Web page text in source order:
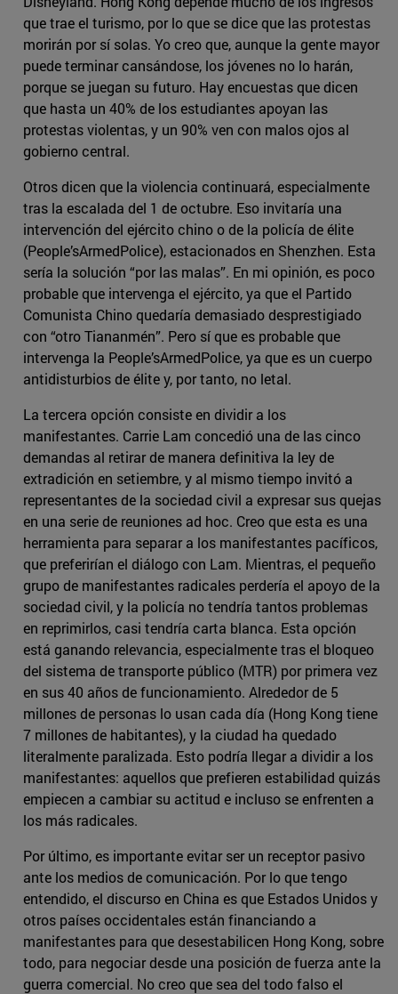
que trae el turismo, por lo que se dice que las protestas
morirán por sí solas. Yo creo que, aunque la gente mayor
puede terminar cansándose, los jóvenes no lo harán,
porque se juegan su futuro. Hay encuestas que dicen
que hasta un 40% de los estudiantes apoyan las
protestas violentas, y un 90% ven con malos ojos al
gobierno central.
Otros dicen que la violencia continuará, especialmente
tras la escalada del 1 de octubre. Eso invitaría una
intervención del ejército chino o de la policía de élite
(People’sArmedPolice), estacionados en Shenzhen. Esta
sería la solución “por las malas”. En mi opinión, es poco
probable que intervenga el ejército, ya que el Partido
Comunista Chino quedaría demasiado desprestigiado
con “otro Tiananmén”. Pero sí que es probable que
intervenga la People’sArmedPolice, ya que es un cuerpo
antidisturbios de élite y, por tanto, no letal.
La tercera opción consiste en dividir a los
manifestantes. Carrie Lam concedió una de las cinco
demandas al retirar de manera definitiva la ley de
extradición en setiembre, y al mismo tiempo invitó a
representantes de la sociedad civil a expresar sus quejas
en una serie de reuniones ad hoc. Creo que esta es una
herramienta para separar a los manifestantes pacíficos,
que preferirían el diálogo con Lam. Mientras, el pequeño
grupo de manifestantes radicales perdería el apoyo de la
sociedad civil, y la policía no tendría tantos problemas
en reprimirlos, casi tendría carta blanca. Esta opción
está ganando relevancia, especialmente tras el bloqueo
del sistema de transporte público (MTR) por primera vez
en sus 40 años de funcionamiento. Alrededor de 5
millones de personas lo usan cada día (Hong Kong tiene
7 millones de habitantes), y la ciudad ha quedado
literalmente paralizada. Esto podría llegar a dividir a los
manifestantes: aquellos que prefieren estabilidad quizás
empiecen a cambiar su actitud e incluso se enfrenten a
los más radicales.
Por último, es importante evitar ser un receptor pasivo
ante los medios de comunicación. Por lo que tengo
entendido, el discurso en China es que Estados Unidos y
otros países occidentales están financiando a
manifestantes para que desestabilicen Hong Kong, sobre
todo, para negociar desde una posición de fuerza ante la
guerra comercial. No creo que sea del todo falso el